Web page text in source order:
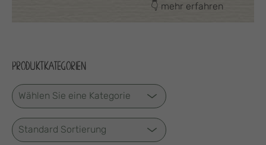
👇 mehr erfahren
PRODUKTKATEGORIEN